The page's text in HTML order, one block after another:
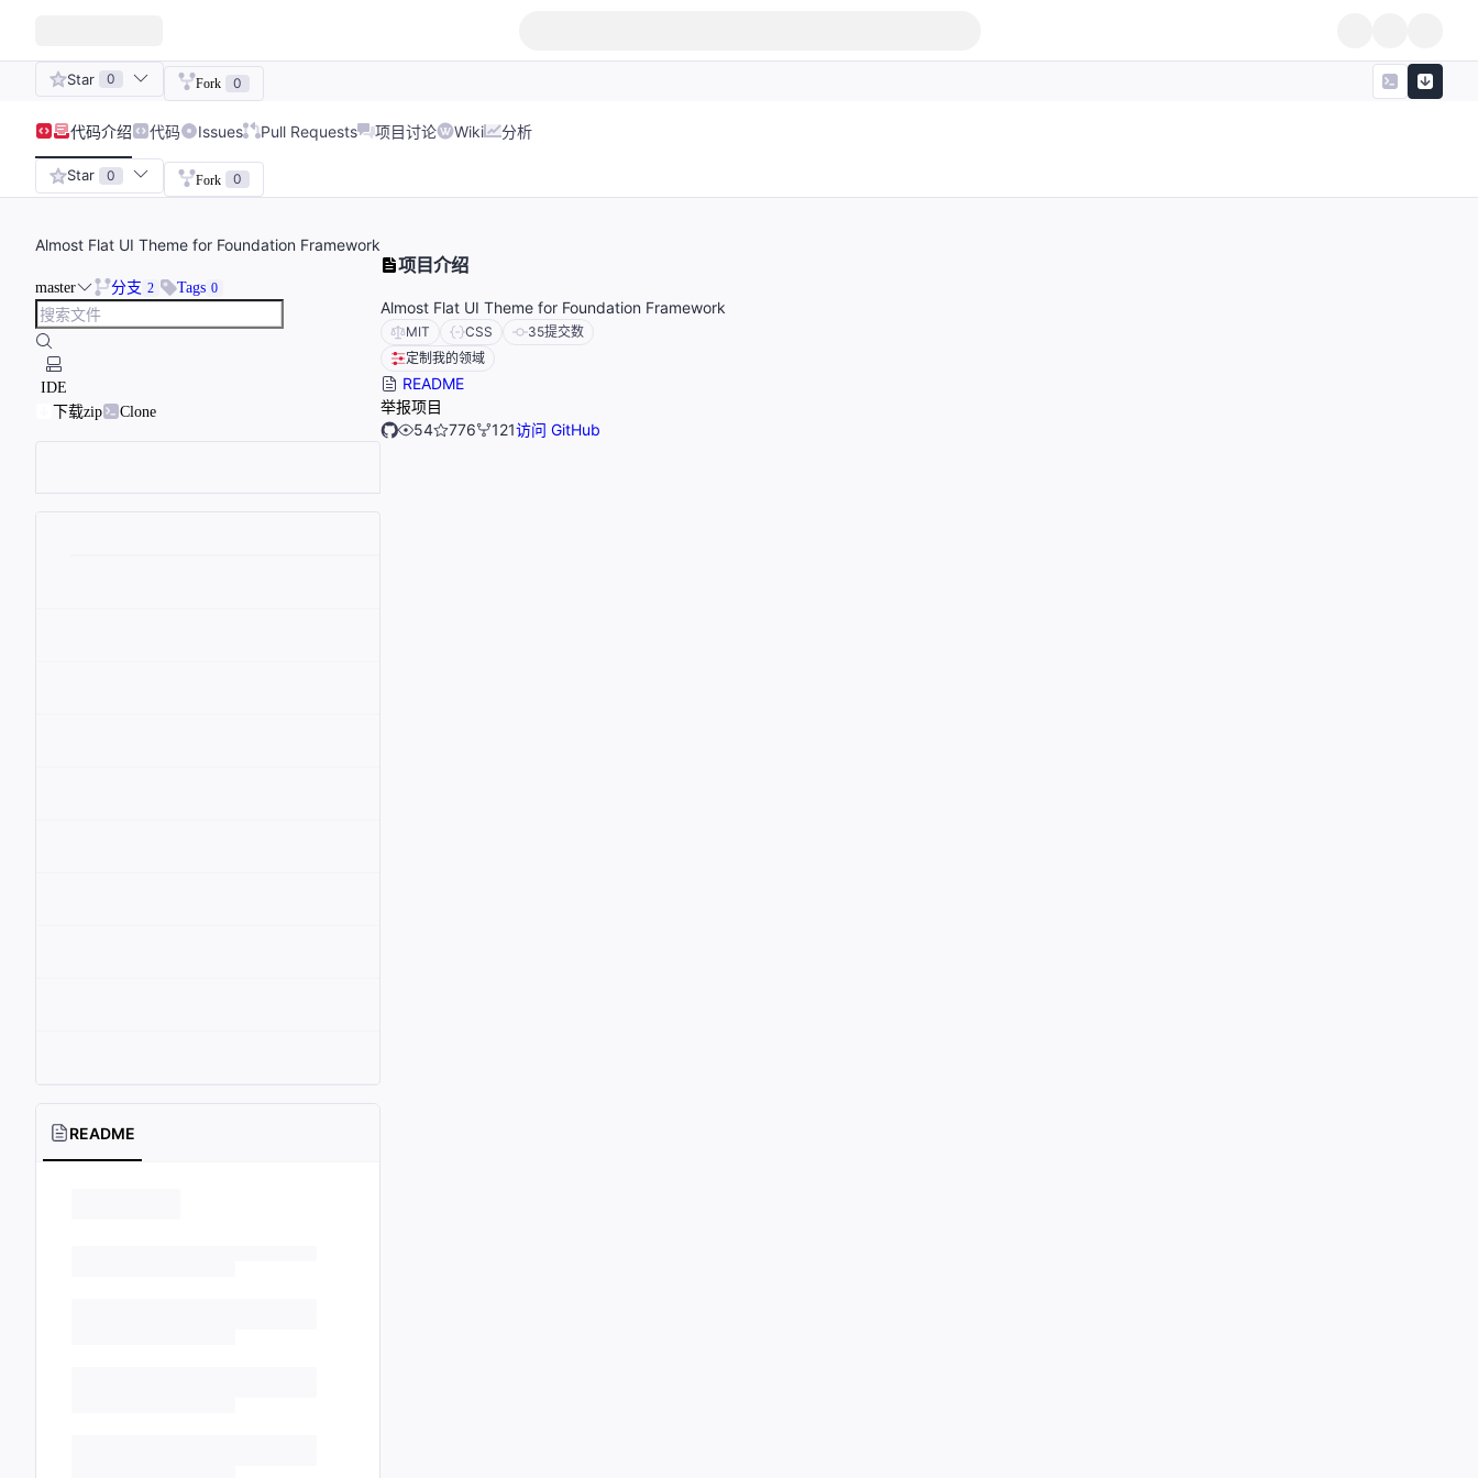
Star 0 Fork 0
代码介绍 代码 Issues Pull Requests 项目讨论 Wiki 分析
Star 0 Fork 0
Almost Flat UI Theme for Foundation Framework
master 分支 2 Tags 0
IDE
下载zip
Clone
README
项目介绍
Almost Flat UI Theme for Foundation Framework
MIT CSS 35提交数
定制我的领域
README
举报项目
54
776 121访问 GitHub